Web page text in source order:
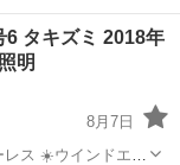
6 タキズミ 2018年
明
8月7日
レス ☀️ウインドエア